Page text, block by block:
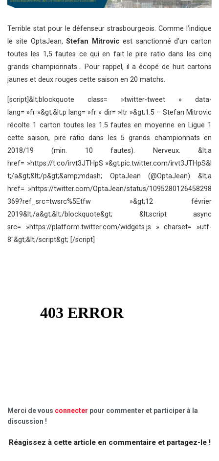
Terrible stat pour le défenseur strasbourgeois. Comme l’indique
le site OptaJean,Stefan Mitrovic est sanctionné d’un carton
toutes les 1,5 fautes ce qui en fait le pire ratio dans les cinq
grands championnats… Pour rappel, il a écopé de huit cartons
jaunes et deux rouges cette saison en 20 matchs.
[script]&lt;blockquote class= »twitter-tweet » data-
lang= »fr »&gt;&lt;p lang= »fr » dir= »ltr »&gt;1.5 – Stefan Mitrovic
récolte 1 carton toutes les 1.5 fautes en moyenne en Ligue 1
cette saison, pire ratio dans les 5 grands championnats en
2018/19 (min. 10 fautes). Nerveux. &lt;a
href= »https://t.co/irvt3JTHpS »&gt;pic.twitter.com/irvt3JTHpS&l
t;/a&gt;&lt;/p&gt;&amp;mdash; OptaJean (@OptaJean) &lt;a
href= »https://twitter.com/OptaJean/status/1095280126458298
369?ref_src=twsrc%5Etfw »&gt;12 février
2019&lt;/a&gt;&lt;/blockquote&gt; &lt;script async
src= »https://platform.twitter.com/widgets.js » charset= »utf-
8″&gt;&lt;/script&gt; [/script]
Merci de vous connecter pour commenter et participer à la
discussion !
Réagissez à cette article en commentaire et partagez-le !